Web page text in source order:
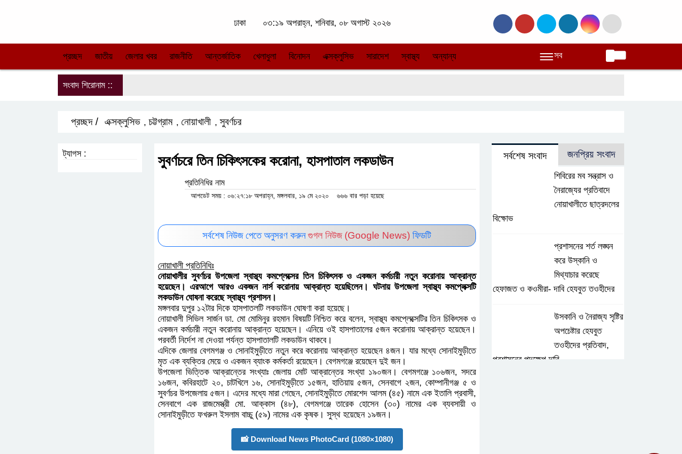
ঢাকা ০৩:১৯ অপরাহ্ন, শনিবার, ০৮ অগাস্ট ২০২৬
প্রচ্ছদ জাতীয় জেলার খবর রাজনীতি আন্তর্জাতিক খেলাধুলা বিনোদন এক্সক্লুসিভ সারাদেশ স্বাস্থ্য সব
সংবাদ শিরোনাম ::
প্রচ্ছদ / এক্সক্লুসিভ , চট্টগ্রাম , নোয়াখালী ,সুবর্ণচর
সুবর্ণচরে তিন চিকিৎসকের করোনা, হাসপাতাল লকডাউন
প্রতিনিধির নাম
আপডেট সময় : ০৬:২৭:১৮ অপরাহ্ন, মঙ্গলবার, ১৯ মে ২০২০ ৬৬৬ বার পড়া হয়েছে
সর্বশেষ নিউজ পেতে অনুসরণ করুন গুগল নিউজ (Google News) ফিডটি
নোয়াখালী প্রতিনিধিঃ
নোয়াখালীর সুবর্ণচর উপজেলা স্বাস্থ্য কমপ্লেক্সের তিন চিকিৎসক ও একজন কর্মচারী নতুন
করোনায় আক্রান্ত হয়েছেন। এরআগে আরও একজন নার্স করোনায় আক্রান্ত হয়েছিলেন। ঘটনায়
উপজেলা স্বাস্থ্য কমপ্লেক্সটি লকডাউন ঘোষনা করেছে স্বাস্থ্য প্রশাসন।
মঙ্গলবার দুপুর ১২টার দিকে হাসপাতলটি লকডাউন ঘোষণা করা হয়েছে।
নোয়াখালী সিভিল সার্জন ডা. মো মোমিনুর রহমান বিষয়টি নিশ্চিত করে বলেন, স্বাস্থ্য কমপ্লেক্সেটির
তিন চিকিৎসক ও একজন কর্মচারী নতুন করোনায় আক্রান্ত হয়েছেন। এনিয়ে ওই হাসপাতালের ৫জন
করোনায় আক্রান্ত হয়েছেন। পরবর্তী নির্দেশ না দেওয়া পর্যন্ত হাসপাতালটি লকডাউন থাকবে।
এদিকে জেলার বেগমগঞ্জ ও সোনাইমুড়ীতে নতুন করে করোনায় আক্রান্ত হয়েছেন ৪জন। যার মধ্যে
সোনাইমুড়ীতে মৃত এক ব্যক্তির মেয়ে ও একজন ব্যাংক কর্মকর্তা রয়েছেন। বেগমগঞ্জে রয়েছেন দুই
জন।
উপজেলা ভিত্তিক আক্রান্তের সংখ্যাঃ জেলায় মোট আক্রান্তের সংখ্যা ১৯০জন। বেগমগঞ্জে ১০৬জন,
সদরে ১৬জন, কবিরহাটে ২০, চাটখিলে ১৬, সোনাইমুড়ীতে ১৫জন, হাতিয়ায় ৫জন, সেনবাগে ২জন,
কোম্পানীগঞ্জ ৫ ও সুবর্ণচর উপজেলায় ৫জন। এদের মধ্যে মারা গেছেন, সোনাইমুড়ীতে মোরশেদ
আলম (৪৫) নামে এক ইতালি প্রবাসী, সেনবাগে এক রাজমেস্ত্রী মো. আক্কাস (৪৮), বেগমগঞ্জে তারেক
হোসেন (৩০) নামের এক ব্যবসায়ী ও সোনাইমুড়ীতে ফখরুল ইসলাম বাচ্চু (৫৯) নামের এক কৃষক।
ট্যাগস : সর্বশেষ সংবাদ জনপ্রিয় সংবাদ
শিবিরের মব সন্ত্রাস ও
নৈরাজ্যের প্রতিবাদে
নোয়াখালীতে
ছাত্রদলের বিক্ষোভ
প্রশাসনের শর্ত লঙ্ঘন
করে উস্কানি ও
মিথ্যাচার করেছে
হেফাজত ও কওমীরা- দাবি হেযবুত
উসকানি ও নৈরাজ্য
সৃষ্টির অপচেষ্টার
হেযবুত তওহীদের